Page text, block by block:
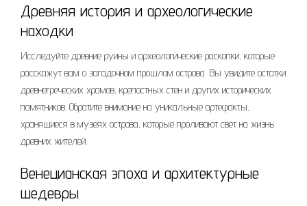
Древняя история и археологические
находки
Исследуйте древние руины и археологические раскопки, которые
расскажут вам о загадочном прошлом острова. Вы увидите остатки
древнегреческих храмов, крепостных стен и других исторических
памятников. Обратите внимание на уникальные артефакты,
хранящиеся в музеях острова, которые проливают свет на жизнь
древних жителей.
Венецианская эпоха и архитектурные
шедевры